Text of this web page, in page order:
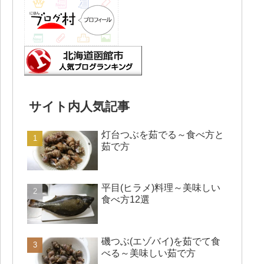
サイト内人気記事
灯台つぶを茹でる～食べ方と
茹で方
平目(ヒラメ)料理～美味しい
食べ方12選
磯つぶ(エゾバイ)を茹でて食
べる～美味しい茹で方